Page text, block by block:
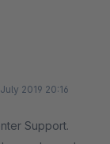
July 2019 20:16
Support.